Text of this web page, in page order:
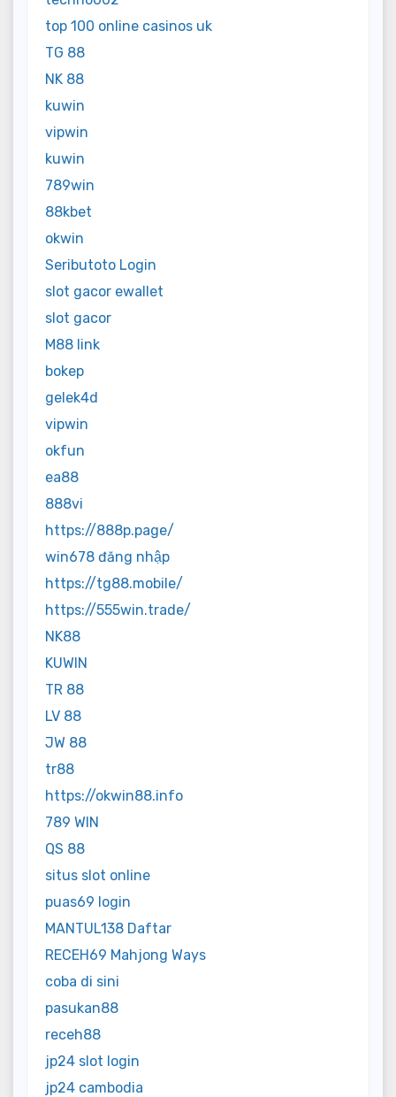
top 100 online casinos uk
TG 88
NK 88
kuwin
vipwin
kuwin
789win
88kbet
okwin
Seributoto Login
slot gacor ewallet
slot gacor
M88 link
bokep
gelek4d
vipwin
okfun
ea88
888vi
https://888p.page/
win678 đăng nhập
https://tg88.mobile/
https://555win.trade/
NK88
KUWIN
TR 88
LV 88
JW 88
tr88
https://okwin88.info
789 WIN
QS 88
situs slot online
puas69 login
MANTUL138 Daftar
RECEH69 Mahjong Ways
coba di sini
pasukan88
receh88
jp24 slot login
jp24 cambodia